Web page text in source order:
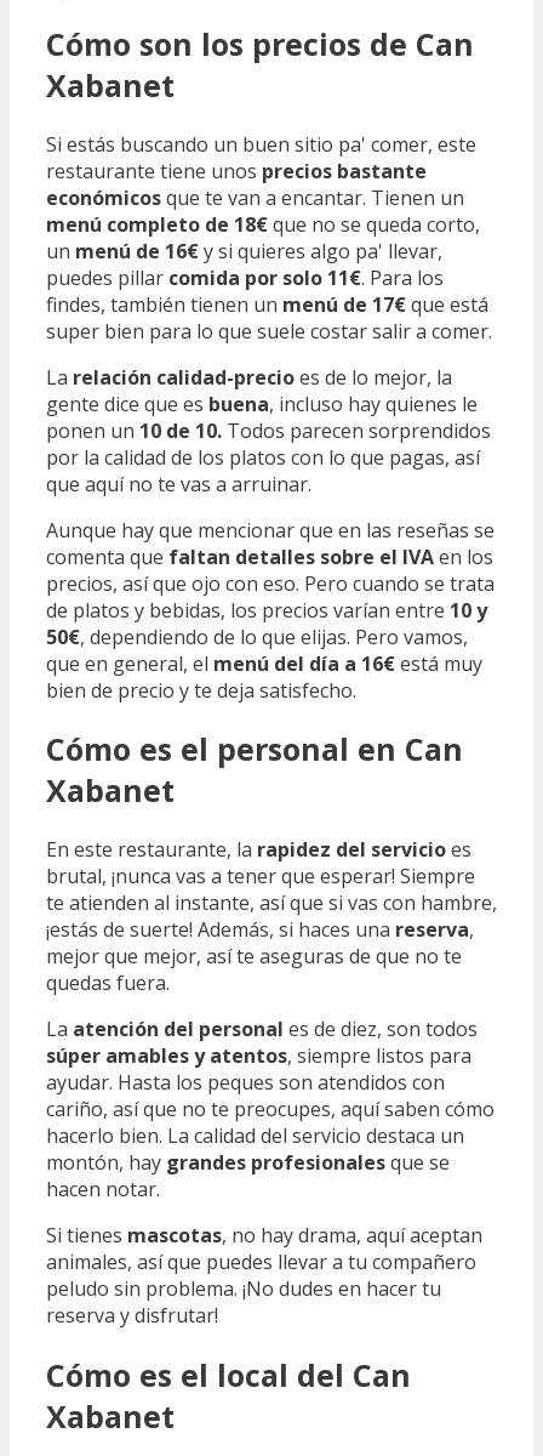
Cómo son los precios de Can
Xabanet
Si estás buscando un buen sitio pa' comer, este
restaurante tiene unos precios bastante
económicosque te van a encantar. Tienen un
menú completo de 18€que no se queda corto,
un menú de 16€y si quieres algo pa' llevar,
puedes pillar comida por solo 11€. Para los
findes, también tienen un menú de 17€que está
super bien para lo que suele costar salir a comer.
La relación calidad-precioes de lo mejor, la
gente dice que es buena, incluso hay quienes le
ponen un 10 de 10. Todos parecen sorprendidos
por la calidad de los platos con lo que pagas, así
que aquí no te vas a arruinar.
Aunque hay que mencionar que en las reseñas se
comenta que faltan detalles sobre el IVAen los
precios, así que ojo con eso. Pero cuando se trata
de platos y bebidas, los precios varían entre 10 y
50€, dependiendo de lo que elijas. Pero vamos,
que en general, el menú del día a 16€está muy
bien de precio y te deja satisfecho.
Cómo es el personal en Can
Xabanet
En este restaurante, la rapidez del servicioes
brutal, ¡nunca vas a tener que esperar! Siempre
te atienden al instante, así que si vas con hambre,
¡estás de suerte! Además, si haces una reserva,
mejor que mejor, así te aseguras de que no te
quedas fuera.
La atención del personal es de diez, son todos
súper amables y atentos, siempre listos para
ayudar. Hasta los peques son atendidos con
cariño, así que no te preocupes, aquí saben cómo
hacerlo bien. La calidad del servicio destaca un
montón, hay grandes profesionalesque se
hacen notar.
Si tienes mascotas, no hay drama, aquí aceptan
animales, así que puedes llevar a tu compañero
peludo sin problema. ¡No dudes en hacer tu
reserva y disfrutar!
Cómo es el local del Can
Xabanet